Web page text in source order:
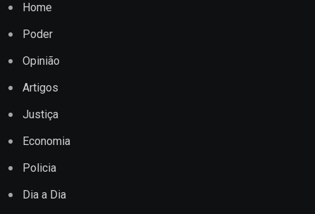
Home
Poder
Opinião
Artigos
Justiça
Economia
Policia
Dia a Dia